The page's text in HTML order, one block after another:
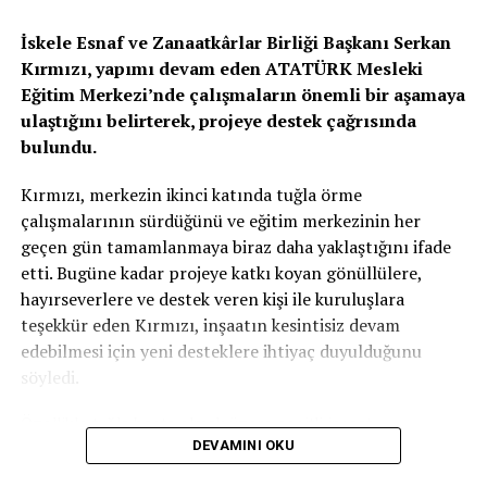
İskele Esnaf ve Zanaatkârlar Birliği Başkanı Serkan
Kırmızı, yapımı devam eden ATATÜRK Mesleki
Eğitim Merkezi’nde çalışmaların önemli bir aşamaya
ulaştığını belirterek, projeye destek çağrısında
bulundu.
Kırmızı, merkezin ikinci katında tuğla örme
çalışmalarının sürdüğünü ve eğitim merkezinin her
geçen gün tamamlanmaya biraz daha yaklaştığını ifade
etti. Bugüne kadar projeye katkı koyan gönüllülere,
hayırseverlere ve destek veren kişi ile kuruluşlara
teşekkür eden Kırmızı, inşaatın kesintisiz devam
edebilmesi için yeni desteklere ihtiyaç duyulduğunu
söyledi.
Özellikle tuğla başta olmak üzere çeşitli inşaat
malzemelerinin temin edilmesinin önem taşıdığını
DEVAMINI OKU